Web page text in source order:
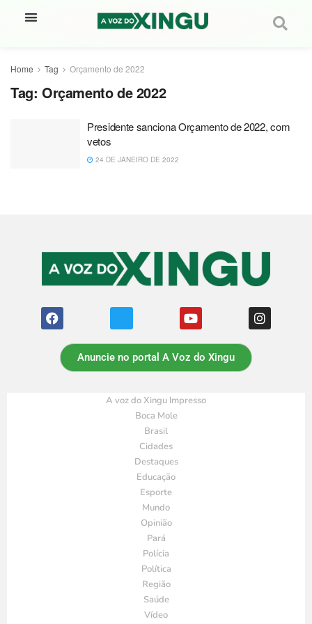
Home Tag Orçamento de 2022
Tag: Orçamento de 2022
Presidente sanciona Orçamento de 2022, com
vetos
24 DE JANEIRO DE 2022
Anuncie no portal A Voz do Xingu
A voz do Xingu Impresso
Boca Mole
Brasil
Cidades
Destaques
Educação
Esporte
Mundo
Opinião
Pará
Polícia
Política
Região
Saúde
Vídeo